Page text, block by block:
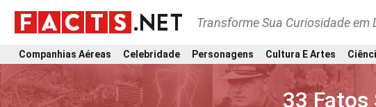
Transforme Sua Curiosidade em
Companhias Aéreas Celebridade Personagens Cultura E Artes
33 Fatos